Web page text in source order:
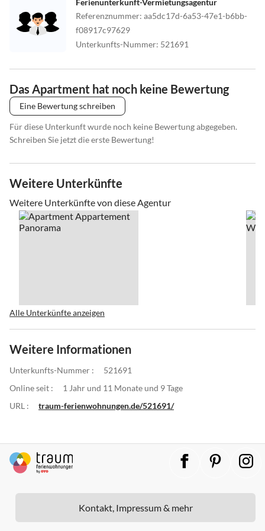
Referenznummer: aa5dc17d-6a53-47e1-b6bb-
f08917c97629
Unterkunfts-Nummer: 521691
Das Apartment hat noch keine Bewertung
Eine Bewertung schreiben
Für diese Unterkunft wurde noch keine Bewertung abgegeben.
Schreiben Sie jetzt die erste Bewertung!
Weitere Unterkünfte
Weitere Unterkünfte von diese Agentur
Alle Unterkünfte anzeigen
Weitere Informationen
Unterkunfts-Nummer :
521691
Online seit :
1 Jahr und 11 Monate und 9 Tage
URL :
traum-ferienwohnungen.de/521691/
Kontakt, Impressum & mehr